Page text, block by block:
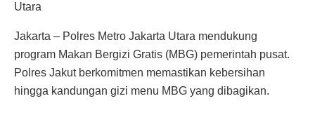
Utara
Jakarta – Polres Metro Jakarta Utara mendukung
program Makan Bergizi Gratis (MBG) pemerintah pusat.
Polres Jakut berkomitmen memastikan kebersihan
hingga kandungan gizi menu MBG yang dibagikan.